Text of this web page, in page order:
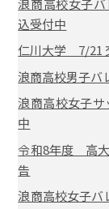
込受付中
仁川大学 7/21
浪商高校男子
浪商高校女子
中
令和8年度 高
告
浪商高校女子